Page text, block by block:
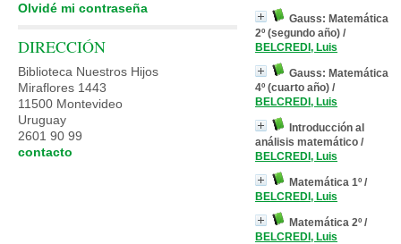
Gauss: Matemática
2º (segundo año) /
BELCREDI, Luis
Gauss: Matemática
4º (cuarto año) /
BELCREDI, Luis
Introducción al
análisis matemático /
BELCREDI, Luis
Matemática 1º/
BELCREDI, Luis
Matemática 2º/
BELCREDI, Luis
Olvidé mi contraseña
DIRECCIÓN
Biblioteca Nuestros Hijos
Miraflores 1443
11500 Montevideo
Uruguay
2601 90 99
contacto